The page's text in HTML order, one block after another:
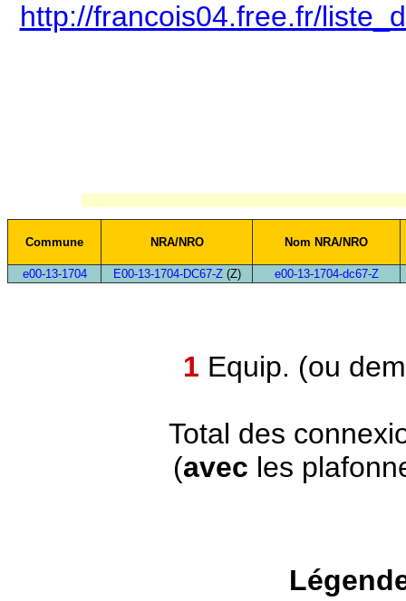
http://francois04.free.fr/
Commune NRA/NRO Nom NRA/NRO
e00-13-1704 E00-13-1704-DC67-Z(Z) e00-13-1704-dc67-Z
1 Equip. (ou
Total des
(avec les